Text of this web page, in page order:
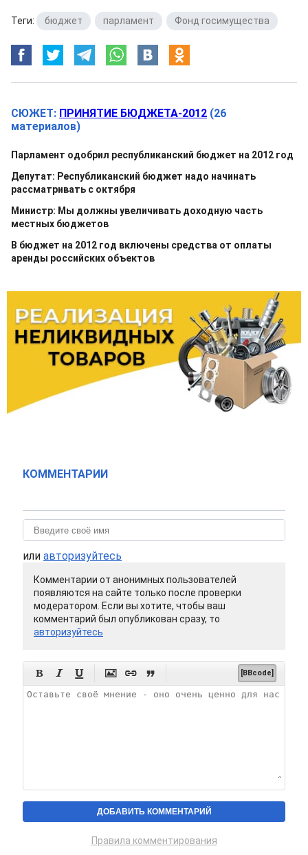
Теги: бюджет парламент Фонд госимущества
СЮЖЕТ: ПРИНЯТИЕ БЮДЖЕТА-2012 (26
материалов)
Парламент одобрил республиканский бюджет на 2012 год
Депутат: Республиканский бюджет надо начинать
рассматривать с октября
Министр: Мы должны увеличивать доходную часть
местных бюджетов
В бюджет на 2012 год включены средства от оплаты
аренды российских объектов
КОММЕНТАРИИ
или авторизуйтесь
Комментарии от анонимных пользователей
появляются на сайте только после проверки
модератором. Если вы хотите, чтобы ваш
комментарий был опубликован сразу, то
авторизуйтесь
      [BBcode]
Правила комментирования